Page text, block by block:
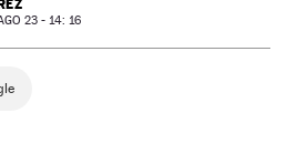
23 - 14: 16